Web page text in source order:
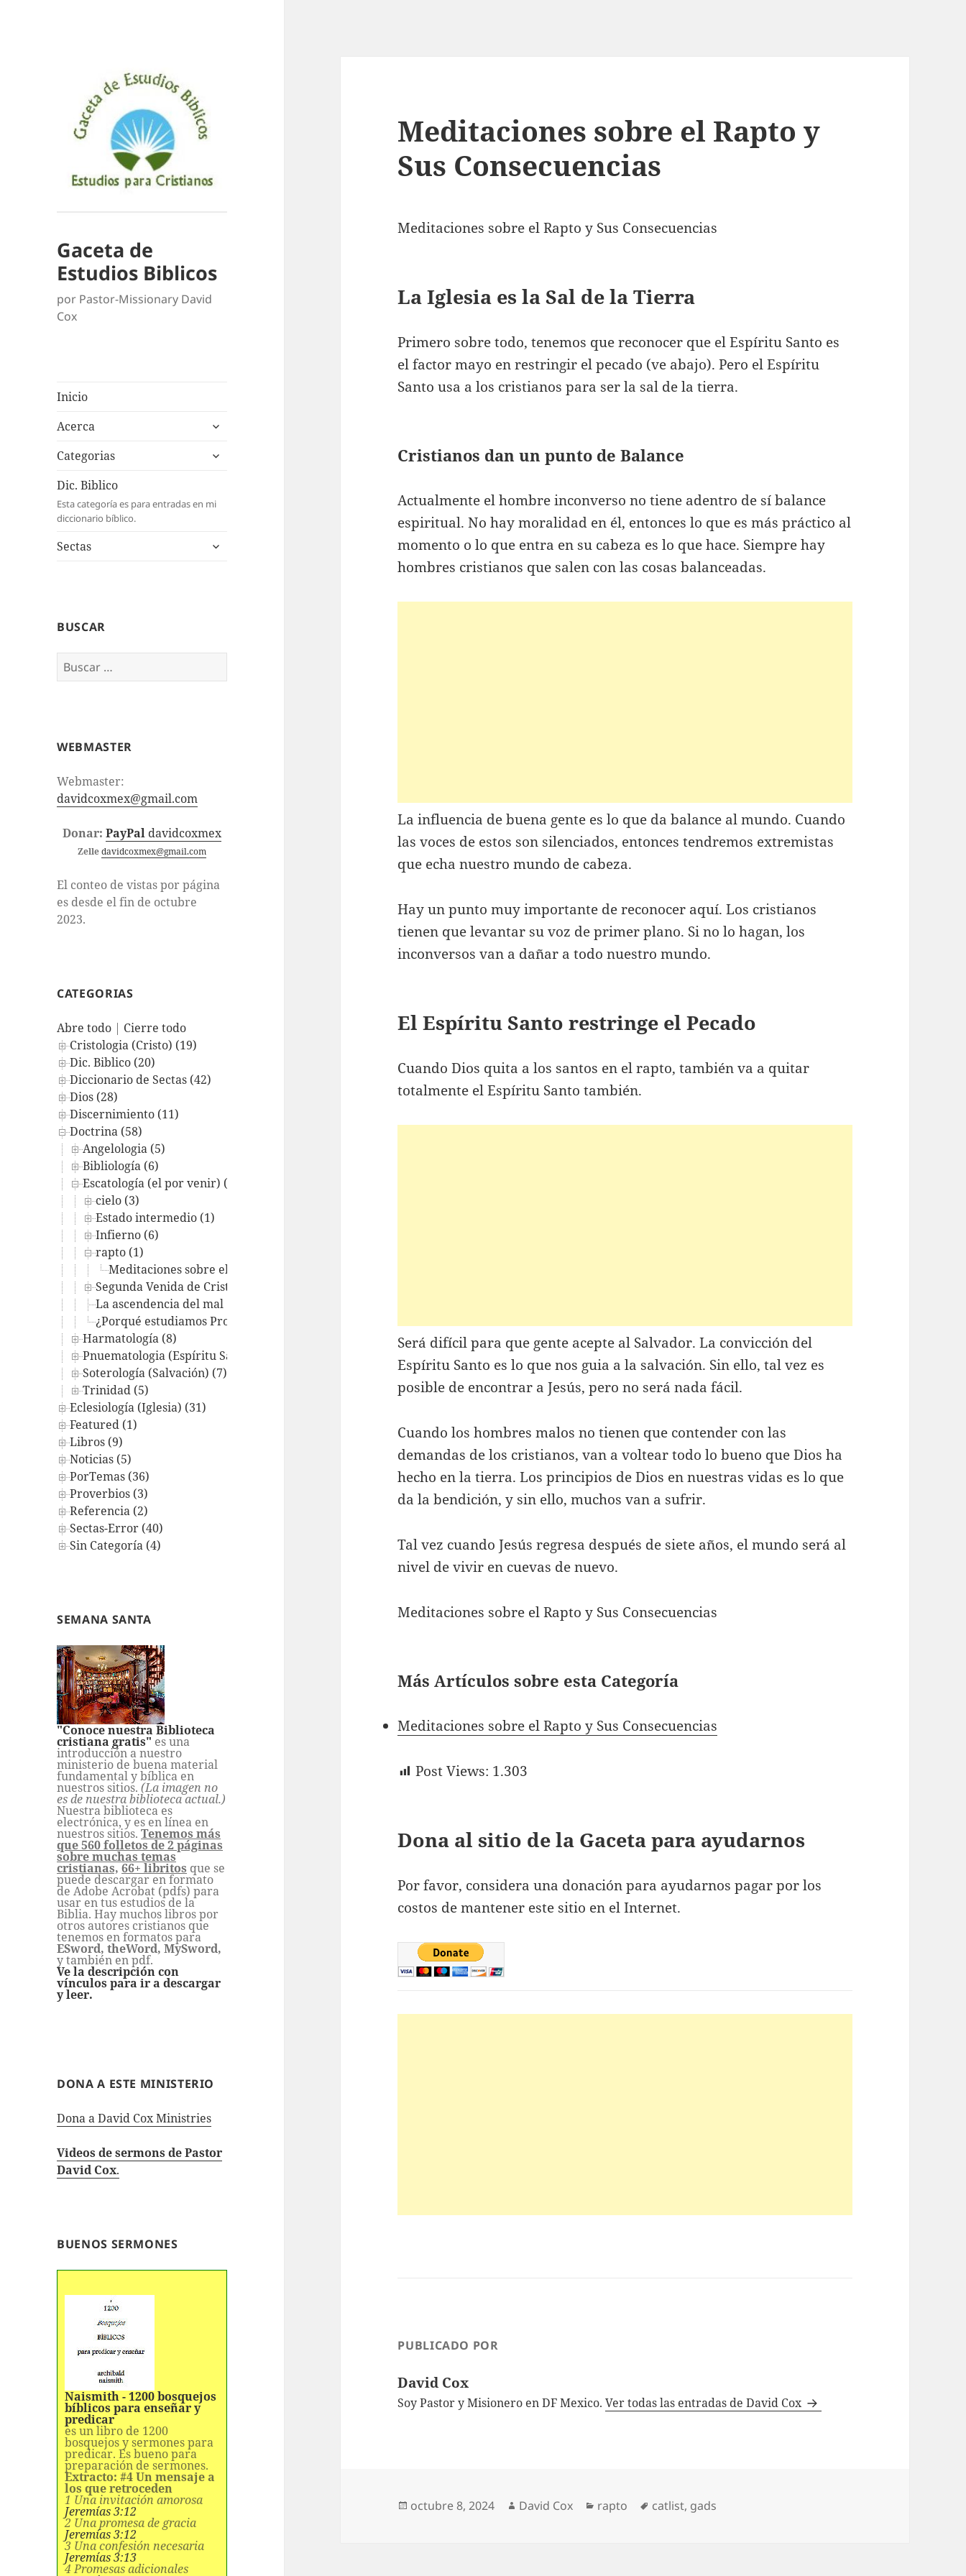
Gaceta de
Estudios Biblicos
por Pastor-Missionary David
Cox
Inicio
Acerca
expande
menú
Categorias
expande
inferior
Dic. Biblico
Esta categoría es para entradas en mi
diccionario bíblico.
Sectas
expande
BUSCAR
Buscar:
WEBMASTER
Webmaster:
davidcoxmex@gmail.com
Donar: PayPal davidcoxmex
Zelledavidcoxmex@gmail.com
El conteo de vistas por página
es desde el fin de octubre
2023.
CATEGORIAS
Abre todo | Cierre todo
Cristologia (Cristo) (19)
Dic. Biblico (20)
Diccionario de Sectas (42)
Dios (28)
Discernimiento (11)
Doctrina (58)
Angelologia (5)
Bibliología (6)
Escatología (el por venir) (15)
cielo (3)
Estado intermedio (1)
Infierno (6)
rapto (1)
Meditaciones sobre el Rapto y Sus Consecuencias
Segunda Venida de Cristo (2)
La ascendencia del mal
¿Porqué estudiamos Profecía?
Harmatología (8)
Pnuematologia (Espíritu Santo) (12)
Soterología (Salvación) (7)
Trinidad (5)
Eclesiología (Iglesia) (31)
Featured (1)
Libros (9)
Noticias (5)
PorTemas (36)
Proverbios (3)
Referencia (2)
Sectas-Error (40)
Sin Categoría (4)
SEMANA SANTA
"Conoce nuestra Biblioteca
cristiana gratis" es una
introducción a nuestro
ministerio de buena material
fundamental y bíblica en
nuestros sitios.(La imagen no
es de nuestra biblioteca actual.)
Nuestra biblioteca es
electrónica, y es en línea en
nuestros sitios.Tenemos más
que 560 folletos de 2 páginas
sobre muchas temas
cristianas, 66+ libritos que se
puede descargar en formato
de Adobe Acrobat (pdfs) para
usar en tus estudios de la
Biblia. Hay muchos libros por
otros autores cristianos que
tenemos en formatos para
ESword, theWord, MySword,
y también en pdf.
Ve la descripción con
vínculos para ir a descargar
y leer.
DONA A ESTE MINISTERIO
Dona a David Cox Ministries
Videos de sermons de Pastor
David Cox.
BUENOS SERMONES
Naismith - 1200 bosquejos
bíblicos para enseñar y
predicar
es un libro de 1200
bosquejos y sermones para
predicar. Es bueno para
preparación de sermones.
Extracto: #4 Un mensaje a
los que retroceden
1 Una invitación amorosa
Jeremías 3:12
2 Una promesa de gracia
Jeremías 3:12
3 Una confesión necesaria
Jeremías 3:13
4 Promesas adicionales
Meditaciones sobre el Rapto y
Sus Consecuencias
Meditaciones sobre el Rapto y Sus Consecuencias
La Iglesia es la Sal de la Tierra
Primero sobre todo, tenemos que reconocer que el Espíritu Santo es
el factor mayo en restringir el pecado (ve abajo). Pero el Espíritu
Santo usa a los cristianos para ser la sal de la tierra.
Cristianos dan un punto de Balance
Actualmente el hombre inconverso no tiene adentro de sí balance
espiritual. No hay moralidad en él, entonces lo que es más práctico al
momento o lo que entra en su cabeza es lo que hace. Siempre hay
hombres cristianos que salen con las cosas balanceadas.
La influencia de buena gente es lo que da balance al mundo. Cuando
las voces de estos son silenciados, entonces tendremos extremistas
que echa nuestro mundo de cabeza.
Hay un punto muy importante de reconocer aquí. Los cristianos
tienen que levantar su voz de primer plano. Si no lo hagan, los
inconversos van a dañar a todo nuestro mundo.
El Espíritu Santo restringe el Pecado
Cuando Dios quita a los santos en el rapto, también va a quitar
totalmente el Espíritu Santo también.
Será difícil para que gente acepte al Salvador. La convicción del
Espíritu Santo es lo que nos guia a la salvación. Sin ello, tal vez es
posible de encontrar a Jesús, pero no será nada fácil.
Cuando los hombres malos no tienen que contender con las
demandas de los cristianos, van a voltear todo lo bueno que Dios ha
hecho en la tierra. Los principios de Dios en nuestras vidas es lo que
da la bendición, y sin ello, muchos van a sufrir.
Tal vez cuando Jesús regresa después de siete años, el mundo será al
nivel de vivir en cuevas de nuevo.
Meditaciones sobre el Rapto y Sus Consecuencias
Más Artículos sobre esta Categoría
Meditaciones sobre el Rapto y Sus Consecuencias
Post Views: 1.303
Dona al sitio de la Gaceta para ayudarnos
Por favor, considera una donación para ayudarnos pagar por los
costos de mantener este sitio en el Internet.
PUBLICADO POR
David Cox
Soy Pastor y Misionero en DF Mexico.Ver todas las entradas de David Cox
Publicado
octubre 8, 2024 Autor
David Cox Categorías
rapto Etiquetas
catlist, gads